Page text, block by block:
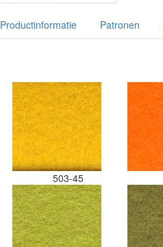
Productinformatie Patronen
503-45